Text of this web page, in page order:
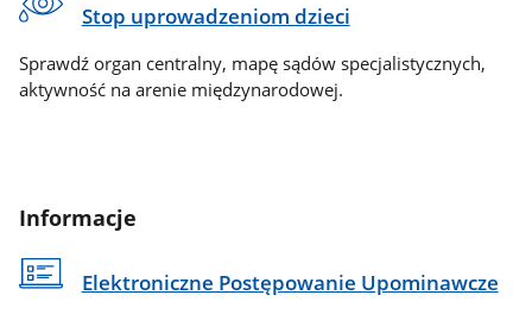
Stop uprowadzeniom dzieci
Sprawdź organ centralny, mapę sądów specjalistycznych,
aktywność na arenie międzynarodowej.
Informacje
Elektroniczne Postępowanie Upominawcze